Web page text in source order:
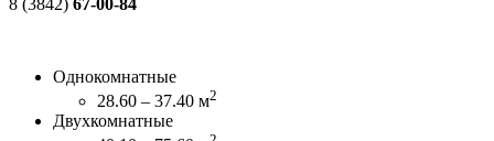
8 (3842) 67-00-84
Однокомнатные
28.60 – 37.40 м2
Двухкомнатные